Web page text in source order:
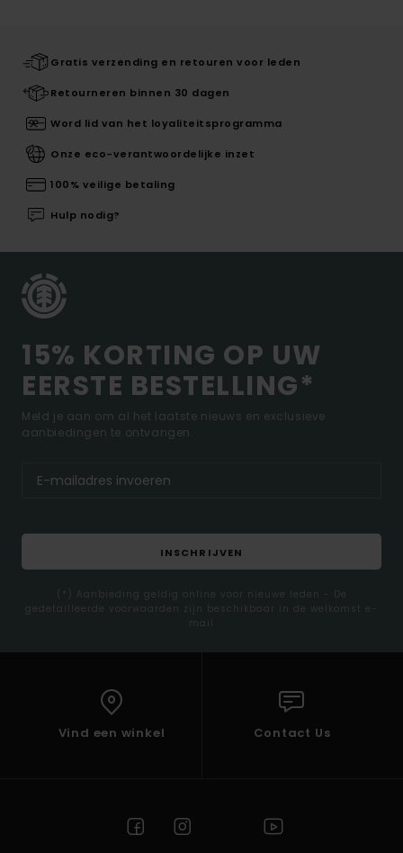
Gratis verzending en retouren voor leden
Retourneren binnen 30 dagen
Word lid van het loyaliteitsprogramma
Onze eco-verantwoordelijke inzet
100% veilige betaling
Hulp nodig?
15% KORTING OP UW
EERSTE BESTELLING*
Meld je aan om al het laatste nieuws en exclusieve
aanbiedingen te ontvangen.
INSCHRIJVEN
(*) Aanbieding geldig online voor nieuwe leden - De
gedetailleerde voorwaarden zijn beschikbaar in de welkomst e-
mail
Vind een winkel Contact Us